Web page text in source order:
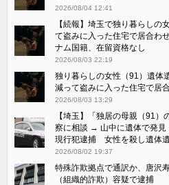
2026/08/04 12:41
【続報】埼玉で独り暮らしの
て盗みに入った住宅で居合わ
ナム国籍、在留資格なし
2026/08/03 22:19
独り暮らしの女性（91）遺体
減って盗みに入った住宅で居
2026/08/03 13:29
【埼玉】「独居の母親（91
察に相談 → 山中に遺体で発
現行犯逮捕 女性を殺し遺体
2026/08/02 19:37
特殊詐欺拠点で通訳か、唐沢
（組織的詐欺）容疑で逮捕